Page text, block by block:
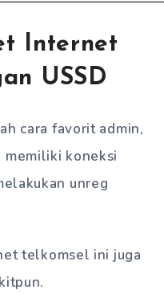
Internet
USSD
cara favorit admin,
memiliki koneksi
unreg
telkomsel ini juga